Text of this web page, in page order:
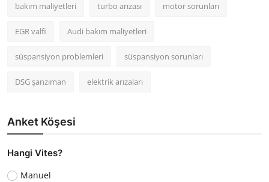
bakım maliyetleri turbo arızası motor sorunları
EGR valfi Audi bakım maliyetleri
süspansiyon problemleri süspansiyon sorunları
DSG şanzıman elektrik arızaları
Anket Köşesi
Hangi Vites?
Manuel